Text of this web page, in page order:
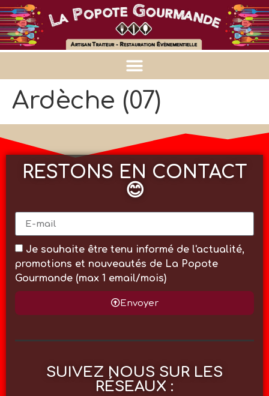
Ardèche (07)
RESTONS EN CONTACT
😊
Je souhaite être tenu informé de l'actualité,
promotions et nouveautés de La Popote
Gourmande (max 1 email/mois)
Envoyer
SUIVEZ NOUS SUR LES
RÉSEAUX :